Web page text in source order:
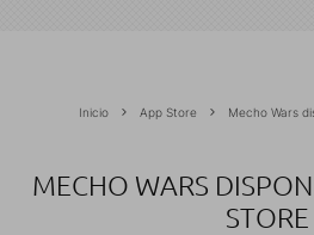
Inicio App Store Mecho Wars
MECHO WARS
STORE